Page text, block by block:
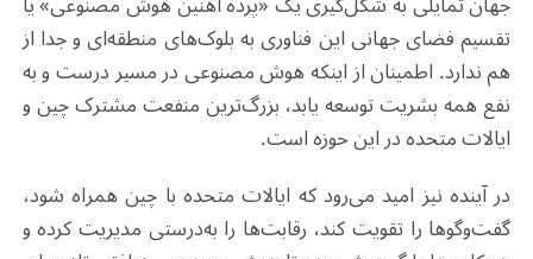
تقسیم فضای جهانی این فناوری به بلوک‌های منطقه‌ای و جدا از
هم ندارد. اطمینان از اینکه هوش مصنوعی در مسیر درست و به
نفع همه بشریت توسعه یابد، بزرگ‌ترین منفعت مشترک چین و
ایالات متحده در این حوزه است.
در آینده نیز امید می‌رود که ایالات متحده با چین همراه شود،
گفت‌وگوها را تقویت کند، رقابت‌ها را به‌درستی مدیریت کرده و